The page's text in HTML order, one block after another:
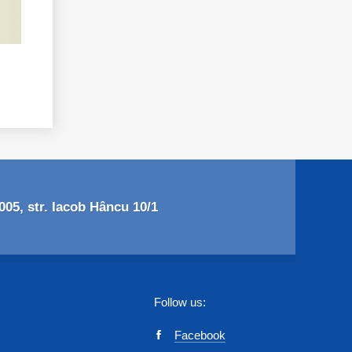
str. Iacob Hâncu 10/1
Follow us:
Facebook